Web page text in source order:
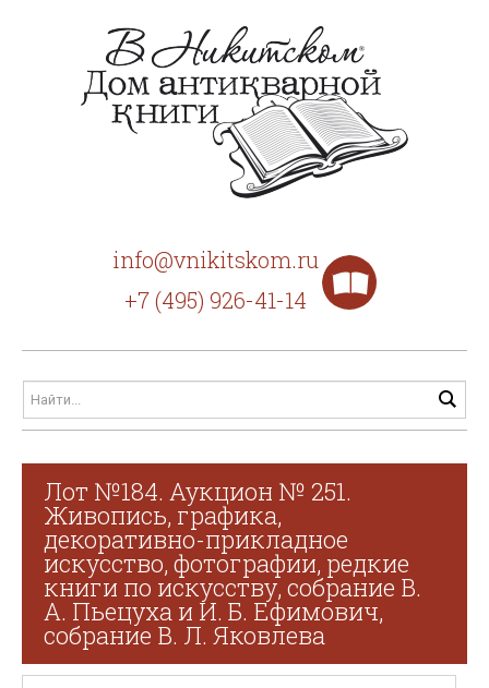
info@vnikitskom.ru
+7 (495) 926-41-14
Лот №184. Аукцион № 251.
Живопись, графика,
декоративно-прикладное
искусство, фотографии, редкие
книги по искусству, собрание В.
А. Пьецуха и И. Б. Ефимович,
собрание В. Л. Яковлева